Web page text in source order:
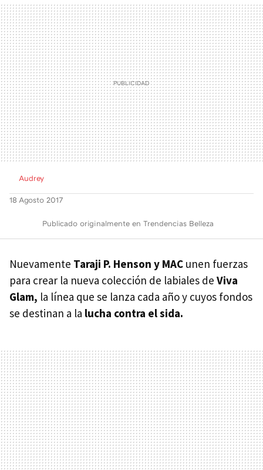
MAIL
Audrey
18 Agosto 2017
Publicado originalmente en Trendencias Belleza
Nuevamente Taraji P. Henson y MAC unen fuerzas
para crear la nueva colección de labiales de Viva
Glam, la línea que se lanza cada año y cuyos fondos
se destinan a la lucha contra el sida.